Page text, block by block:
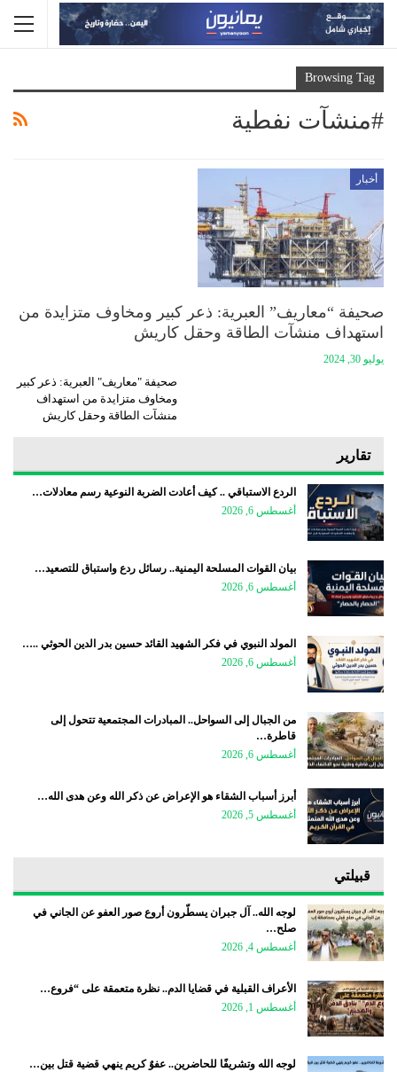
Browsing Tag
#منشآت نفطية
أخبار
صحيفة “معاريف” العبرية: ذعر كبير ومخاوف متزايدة من
استهداف منشآت الطاقة وحقل كاريش
يوليو 30, 2024
صحيفة "معاريف" العبرية: ذعر كبير
ومخاوف متزايدة من استهداف
منشآت الطاقة وحقل كاريش
تقارير
الردع الاستباقي .. كيف أعادت الضربة النوعية رسم معادلات…
أغسطس 6, 2026
بيان القوات المسلحة اليمنية.. رسائل ردع واستباق للتصعيد…
أغسطس 6, 2026
المولد النبوي في فكر الشهيد القائد حسين بدر الدين الحوثي ..…
أغسطس 6, 2026
من الجبال إلى السواحل.. المبادرات المجتمعية تتحول إلى
قاطرة…
أغسطس 6, 2026
أبرز أسباب الشقاء هو الإعراض عن ذكر الله وعن هدى الله…
أغسطس 5, 2026
قبيلتي
لوجه الله.. آل جبران يسطّرون أروع صور العفو عن الجاني في
صلح…
أغسطس 4, 2026
الأعراف القبلية في قضايا الدم.. نظرة متعمقة على “فروع…
أغسطس 1, 2026
لوجه الله وتشريفًا للحاضرين.. عفوٌ كريم ينهي قضية قتل بين…